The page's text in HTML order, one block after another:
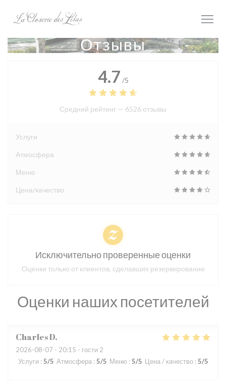
Отзывы
Оценки наших посетителей
CharlesD
2026-08-07 - 20:15 - гости 2
Услуги : 5/5 Атмосфера : 5/5 Меню : 5/5 Цена / качество : 5/5
4.7 /5
Средний рейтинг — 6526 отзывы
Услуги
Атмосфера
Меню
Цена/качество
Исключительно проверенные оценки
Оценки только от клиентов, сделавших резервирование